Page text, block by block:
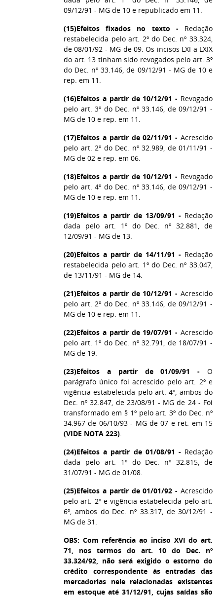
09/12/91 - MG de 10 e republicado em 11.
(15)Efeitos fixados no texto -Redação
restabelecida pelo art. 2º do Dec. nº 33.324,
de 08/01/92 - MG de 09. Os incisos LXI a LXIX
do art. 13 tinham sido revogados pelo art. 3º
do Dec. nº 33.146, de 09/12/91 - MG de 10 e
rep. em 11.
(16)Efeitos a partir de 10/12/91 - Revogado
pelo art. 3º do Dec. nº 33.146, de 09/12/91 -
MG de 10 e rep. em 11.
(17)Efeitos a partir de 02/11/91 - Acrescido
pelo art. 2º do Dec. nº 32.989, de 01/11/91 -
MG de 02 e rep. em 06.
(18)Efeitos a partir de 10/12/91 - Revogado
pelo art. 4º do Dec. nº 33.146, de 09/12/91 -
MG de 10 e rep. em 11.
(19)Efeitos a partir de 13/09/91 -Redação
dada pelo art. 1º do Dec. nº 32.881, de
12/09/91 - MG de 13.
(20)Efeitos a partir de 14/11/91 -Redação
restabelecida pelo art. 1º do Dec. nº 33.047,
de 13/11/91 - MG de 14.
(21)Efeitos a partir de 10/12/91 - Acrescido
pelo art. 2º do Dec. nº 33.146, de 09/12/91 -
MG de 10 e rep. em 11.
(22)Efeitos a partir de 19/07/91 - Acrescido
pelo art. 1º do Dec. nº 32.791, de 18/07/91 -
MG de 19.
(23)Efeitos a partir de 01/09/91 - O
parágrafo único foi acrescido pelo art. 2º e
vigência estabelecida pelo art. 4º, ambos do
Dec. nº 32.847, de 23/08/91 - MG de 24 - Foi
transformado em § 1º pelo art. 3º do Dec. nº
34.967 de 06/10/93 - MG de 07 e ret. em 15
(VIDE NOTA 223).
(24)Efeitos a partir de 01/08/91 -Redação
dada pelo art. 1º do Dec. nº 32.815, de
31/07/91 - MG de 01/08.
(25)Efeitos a partir de 01/01/92 - Acrescido
pelo art. 2º e vigência estabelecida pelo art.
6º, ambos do Dec. nº 33.317, de 30/12/91 -
MG de 31.
OBS: Com referência ao inciso XVI do art.
71, nos termos do art. 10 do Dec. nº
33.324/92, não será exigido o estorno do
crédito correspondente às entradas das
mercadorias nele relacionadas existentes
em estoque até 31/12/91, cujas saídas são